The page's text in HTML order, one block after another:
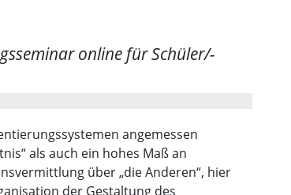
online für Schüler/-
angemessen
als auch ein hohes Maß an
über „die Anderen“, hier
der Gestaltung des